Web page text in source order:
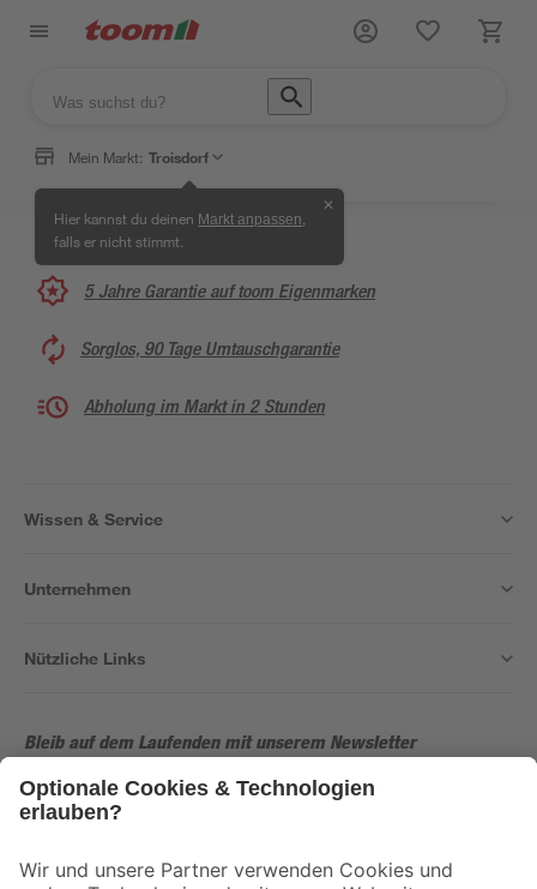
Mein Markt: Troisdorf
Hier kannst du deinen Markt anpassen
falls er nicht stimmt.
✕
5 Jahre Garantie auf toom Eigenmarken
Sorglos, 90 Tage Umtauschgarantie
Abholung im Markt in 2 Stunden
Wissen & Service
Unternehmen
Nützliche Links
Bleib auf dem Laufenden mit unserem Newsletter
Der toom Newsletter: Keine Angebote und Aktionen mehr verpassen!